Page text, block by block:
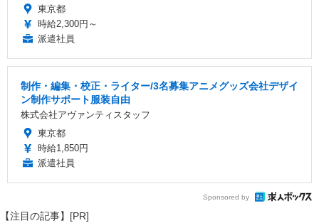
東京都
時給2,300円～
派遣社員
制作・編集・校正・ライター/3名募集アニメグッズ会社デザイ
ン制作サポート服装自由
株式会社アヴァンティスタッフ
東京都
時給1,850円
派遣社員
Sponsored by
【注目の記事】[PR]